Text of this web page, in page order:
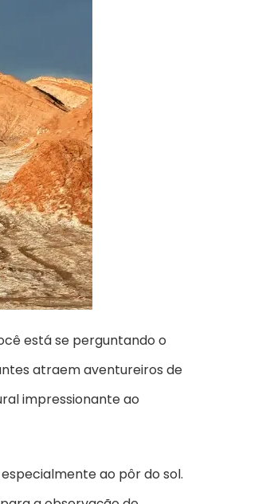
está se perguntando o
atraem aventureiros de
impressionante ao
ao pôr do sol.